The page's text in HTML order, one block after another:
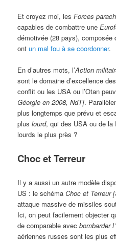
Et croyez moi, lesForces
capables de combattre une
démotivée (28 pays), composée
ontun mal fou à se coordonner.
En d’autres mots, l’Action
sont le domaine d’excellence
conflit ou les USA ou l’Otan
Géorgie en 2008, NdT].
plus longtemps que prévu et
pluslourd, qui des USA ou de la
lourds le plus près ?
Choc et Terreur
Il y a aussi un autre modèle
US : le schémaChoc et Terreur
attaque massive de missiles
Ici, on peut facilement objecter
de comparable avec bombarder
aériennes russes sont les plus